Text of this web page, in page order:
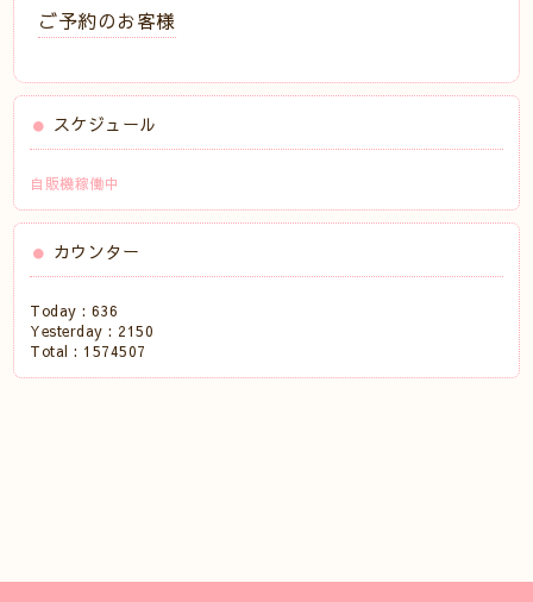
ご予約のお客様
スケジュール
自販機稼働中
カウンター
Today :636
Yesterday : 2150
Total : 1574507